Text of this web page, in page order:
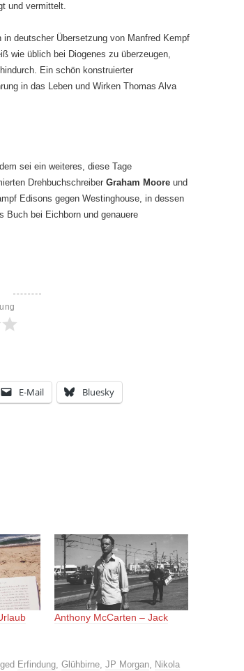
und vermittelt.
in deutscher Übersetzung von Manfred Kempf
wie üblich bei Diogenes zu überzeugen,
Ein schön konstruierter
in das Leben und Wirken Thomas Alva
sei ein weiteres, diese Tage
Drehbuchschreiber Graham Moore und
Edisons gegen Westinghouse, in dessen
Buch bei Eichborn und genauere
E-Mail Bluesky
Anthony McCarten – Jack
Erfindung, Glühbirne, JP Morgan, Nikola